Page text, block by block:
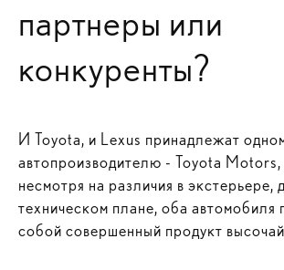
партнеры или
конкуренты?
И Toyota, и Lexus принадлежат
автопроизводителю - Toyota Motors,
несмотря на различия в экстерьере,
техническом плане, оба автомобиля
собой совершенный продукт